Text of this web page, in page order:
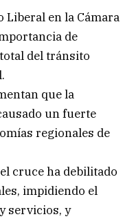
Liberal en la Cámara
de
del tránsito
que la
un fuerte
regionales de
cruce ha debilitado
impidiendo el
servicios, y